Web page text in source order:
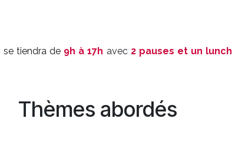
se tiendra de 9h à 17h avec 2 pauses et un lunch
Thèmes abordés